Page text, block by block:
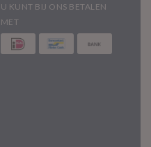
U KUNT BIJ ONS BETALEN
MET